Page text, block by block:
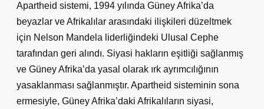
Apartheid sistemi, 1994 yılında Güney Afrika’da
beyazlar ve Afrikalılar arasındaki ilişkileri düzeltmek
için Nelson Mandela liderliğindeki Ulusal Cephe
tarafından geri alındı. Siyasi hakların eşitliği sağlanmış
ve Güney Afrika’da yasal olarak ırk ayrımcılığının
yasaklanması sağlanmıştır. Apartheid sisteminin sona
ermesiyle, Güney Afrika’daki Afrikalıların siyasi,